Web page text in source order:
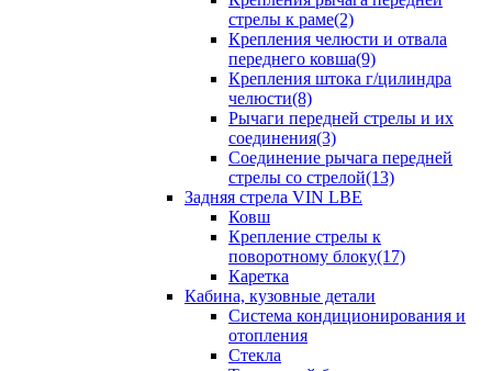
стрелы к раме(2)
Крепления челюсти и отвала
переднего ковша(9)
Крепления штока г/цилиндра
челюсти(8)
Рычаги передней стрелы и их
соединения(3)
Соединение рычага передней
стрелы со стрелой(13)
Задняя стрела VIN LBE
Ковш
Крепление стрелы к
поворотному блоку(17)
Каретка
Кабина, кузовные детали
Система кондиционирования и
отопления
Стекла